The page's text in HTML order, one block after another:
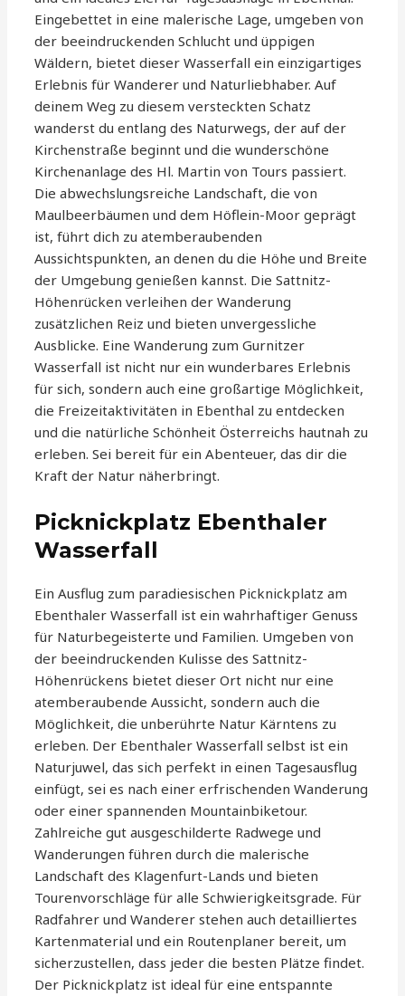
Eingebettet in eine malerische Lage, umgeben von
der beeindruckenden Schlucht und üppigen
Wäldern, bietet dieser Wasserfall ein einzigartiges
Erlebnis für Wanderer und Naturliebhaber. Auf
deinem Weg zu diesem versteckten Schatz
wanderst du entlang des Naturwegs, der auf der
Kirchenstraße beginnt und die wunderschöne
Kirchenanlage des Hl. Martin von Tours passiert.
Die abwechslungsreiche Landschaft, die von
Maulbeerbäumen und dem Höflein-Moor geprägt
ist, führt dich zu atemberaubenden
Aussichtspunkten, an denen du die Höhe und Breite
der Umgebung genießen kannst. Die Sattnitz-
Höhenrücken verleihen der Wanderung
zusätzlichen Reiz und bieten unvergessliche
Ausblicke. Eine Wanderung zum Gurnitzer
Wasserfall ist nicht nur ein wunderbares Erlebnis
für sich, sondern auch eine großartige Möglichkeit,
die Freizeitaktivitäten in Ebenthal zu entdecken
und die natürliche Schönheit Österreichs hautnah zu
erleben. Sei bereit für ein Abenteuer, das dir die
Kraft der Natur näherbringt.
Picknickplatz Ebenthaler
Wasserfall
Ein Ausflug zum paradiesischen Picknickplatz am
Ebenthaler Wasserfall ist ein wahrhaftiger Genuss
für Naturbegeisterte und Familien. Umgeben von
der beeindruckenden Kulisse des Sattnitz-
Höhenrückens bietet dieser Ort nicht nur eine
atemberaubende Aussicht, sondern auch die
Möglichkeit, die unberührte Natur Kärntens zu
erleben. Der Ebenthaler Wasserfall selbst ist ein
Naturjuwel, das sich perfekt in einen Tagesausflug
einfügt, sei es nach einer erfrischenden Wanderung
oder einer spannenden Mountainbiketour.
Zahlreiche gut ausgeschilderte Radwege und
Wanderungen führen durch die malerische
Landschaft des Klagenfurt-Lands und bieten
Tourenvorschläge für alle Schwierigkeitsgrade. Für
Radfahrer und Wanderer stehen auch detailliertes
Kartenmaterial und ein Routenplaner bereit, um
sicherzustellen, dass jeder die besten Plätze findet.
Der Picknickplatz ist ideal für eine entspannte